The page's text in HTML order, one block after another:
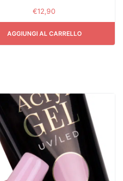
€12,90
AGGIUNGI AL CARRELLO